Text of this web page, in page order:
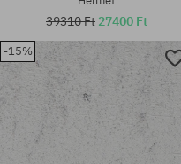
Elérhető méretek:
51
39310 Ft 27400 Ft
-15%